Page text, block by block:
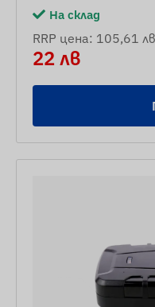
На склад
RRP цена: 105,61 лв
22 лв